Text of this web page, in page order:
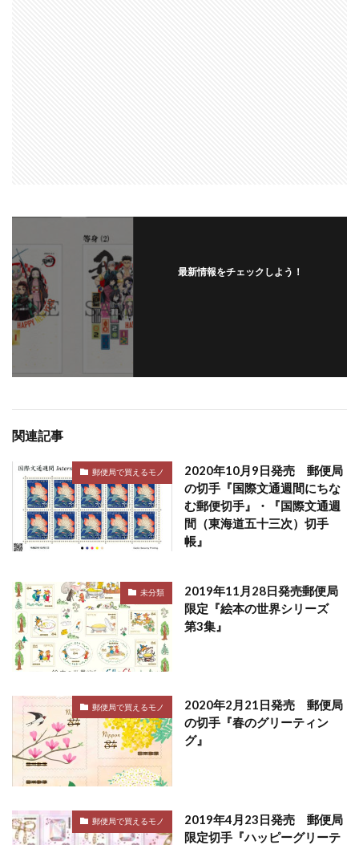
最新情報をチェックしよう！
関連記事
郵便局で買えるモノ
2020年10月9日発売 郵便局
の切手『国際文通週間にちな
む郵便切手』・『国際文通週
間（東海道五十三次）切手
帳』
未分類
2019年11月28日発売郵便局
限定『絵本の世界シリーズ
第3集』
郵便局で買えるモノ
2020年2月21日発売 郵便局
の切手『春のグリーティン
グ』
郵便局で買えるモノ
2019年4月23日発売 郵便局
限定切手『ハッピーグリーテ